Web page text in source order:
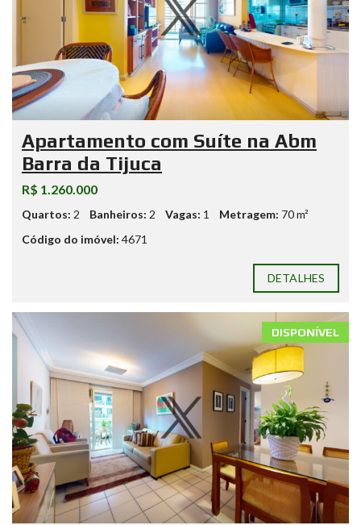
Apartamento com Suíte na Abm
Barra da Tijuca
R$ 1.260.000
Quartos: 2 Banheiros: 2 Vagas: 1 Metragem: 70 m²
Código do imóvel: 4671
DETALHES
DISPONÍVEL